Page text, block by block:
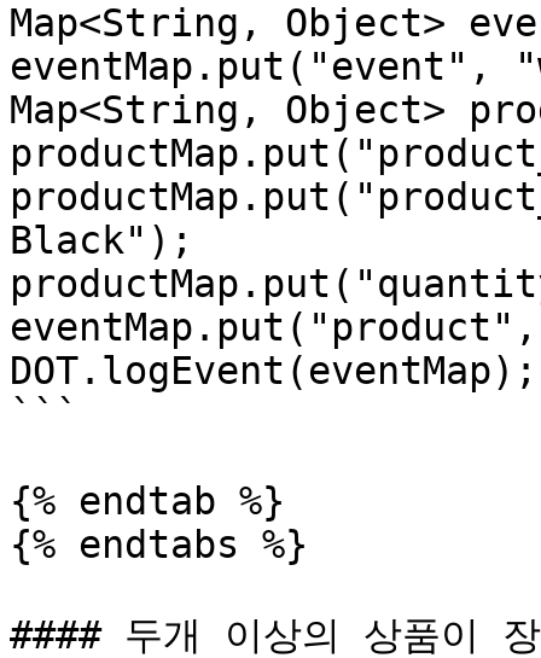
Map<String, Object>
eventMap.put("event",
Map<String, Object>
Black");
DOT.logEvent(eventMap);
```
{% endtab %}
{% endtabs %}
#### 두개 이상의 상품이